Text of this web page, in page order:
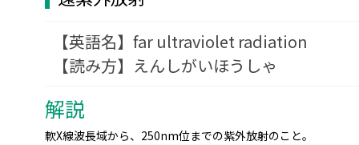
far ultraviolet radiation
えんしがいほうしゃ
解説
軟X線波長域から、250nm位までの紫外放射のこと。